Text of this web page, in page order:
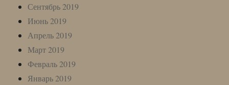
Сентябрь 2019
Июнь 2019
Апрель 2019
Март 2019
Февраль 2019
Январь 2019